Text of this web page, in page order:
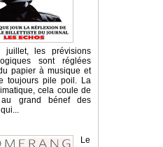
juillet, les prévisions
sont réglées
papier à musique et
toujours pile poil. La
cela coule de
au grand bénef des
Le